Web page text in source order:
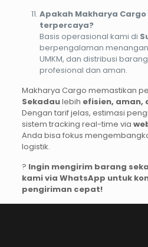
Apakah Makharya
terpercaya?
Basis operasional kami di
berpengalaman
UMKM, dan distribusi
profesional dan aman.
Makharya Cargo memastikan
Sekadaulebih efisien, aman,
Dengan tarif jelas, estimasi
sistem tracking real-time via
Anda bisa fokus
logistik.
? Ingin mengirim barang
kami via WhatsApp untuk
pengiriman cepat!